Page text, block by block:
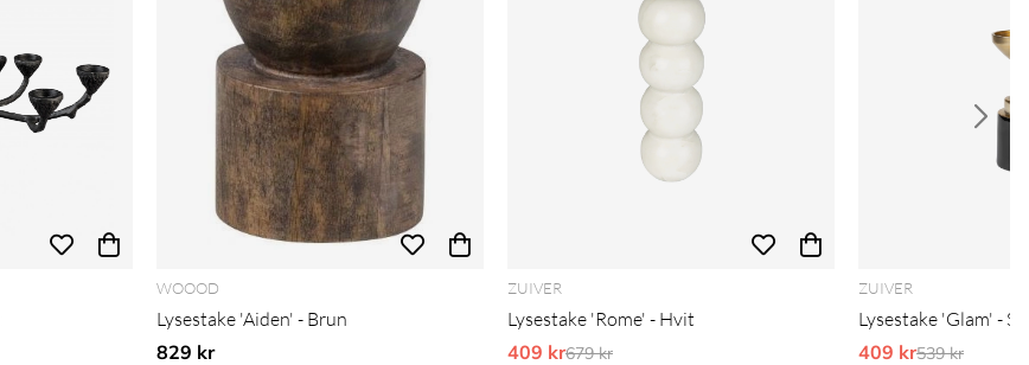
WOOOD
Lysestake 'Aiden' - Brun
829 kr
ZUIVER
Lysestake 'Rome' - Hvit
409 krOrdinarie pris:
679 kr
ZUIVER
Lysestake 'Glam' -
409 krOrdinarie
539 kr